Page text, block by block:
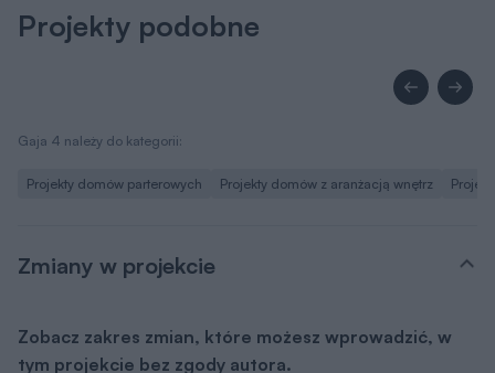
Projekty podobne
Gaja 4 należy do kategorii:
Projekty domów parterowych Projekty domów z aranżacją wnętrz
Zmiany w projekcie
Zobacz zakres zmian, które możesz wprowadzić, w
tym projekcie bez zgody autora.